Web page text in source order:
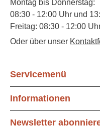
Montag bis Donnerstag:
08:30 - 12:00 Uhr und
Freitag: 08:30 - 12:00
Oder über unser
Servicemenü
Informationen
Newsletter